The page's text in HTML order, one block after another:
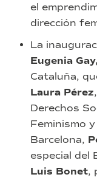
el
dirección
La
Eugenia Gay,
Cataluña,
Laura Pérez
Derechos
Feminismo
Barcelona,
especial del
Luis Bonet,